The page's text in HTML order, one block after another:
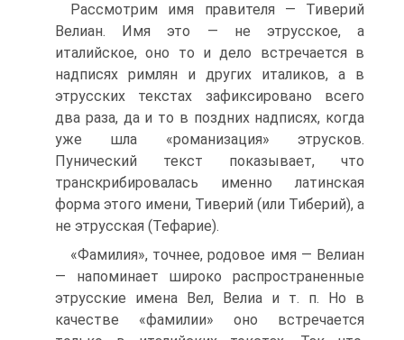
Рассмотрим имя правителя — Тиверий
Велиан. Имя это — не этрусское, а
италийское, оно то и дело встречается в
надписях римлян и других италиков, а в
этрусских текстах зафиксировано всего
два раза, да и то в поздних надписях, когда
уже шла «романизация» этрусков.
Пунический текст показывает, что
транскрибировалась именно латинская
форма этого имени, Тиверий (или Тиберий), а
не этрусская (Тефарие).
«Фамилия», точнее, родовое имя — Велиан
— напоминает широко распространенные
этрусские имена Вел, Велиа и т. п. Но в
качестве «фамилии» оно встречается